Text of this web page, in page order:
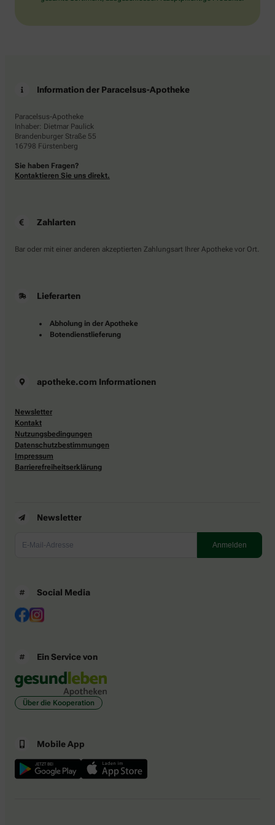
Information der Paracelsus-Apotheke
Paracelsus-Apotheke
Inhaber: Dietmar Paulick
Brandenburger Straße 55
16798 Fürstenberg
Sie haben Fragen?
Kontaktieren Sie uns direkt.
Zahlarten
Bar oder mit einer anderen akzeptierten Zahlungsart Ihrer Apotheke vor Ort.
Lieferarten
Abholung in der Apotheke
Botendienstlieferung
apotheke.com Informationen
Newsletter
Kontakt
Nutzungsbedingungen
Datenschutzbestimmungen
Impressum
Barrierefreiheitserklärung
Newsletter
Social Media
Ein Service von
Über die Kooperation
Mobile App